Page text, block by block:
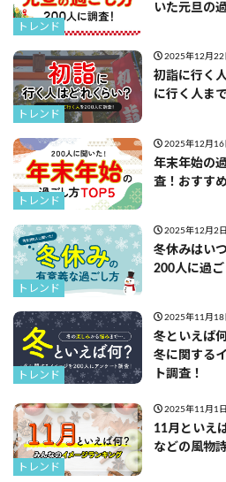
トレンド
いた元旦の
トレンド
2025年12月22
初詣に行く
に行く人ま
トレンド
2025年12月16
年末年始の
査！おすす
トレンド
2025年12月2日
冬休みはい
200人に過ご
トレンド
2025年11月18
冬といえば
冬に関する
ト調査！
トレンド
2025年11月1日
11月といえ
などの風物